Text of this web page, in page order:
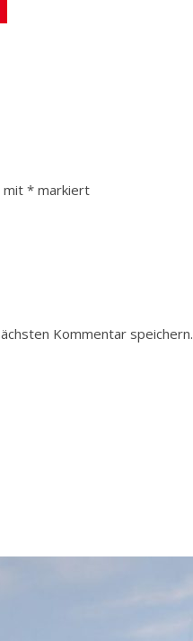
mit * markiert
Kommentar speichern.